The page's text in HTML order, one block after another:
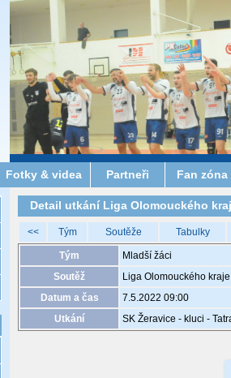
Fotky & videa Partneři Fan zóna
Detail utkání Liga Olomouckého
<< Tým Soutěže Tabulky
Tým
Mladší žáci
Soutěž
Liga Olomouckého
Datum a čas
7.5.2022 09:00
Utkání
SK Žeravice - kluci -